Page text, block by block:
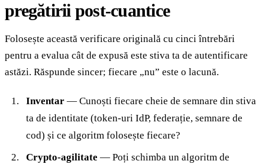
pregătirii post-cuantice
Folosește această verificare originală cu cinci întrebări
pentru a evalua cât de expusă este stiva ta de autentificare
astăzi. Răspunde sincer; fiecare „nu” este o lacună.
Inventar — Cunoști fiecare cheie de semnare din stiva
ta de identitate (token-uri IdP, federație, semnare de
cod) și ce algoritm folosește fiecare?
Crypto-agilitate — Poți schimba un algoritm de